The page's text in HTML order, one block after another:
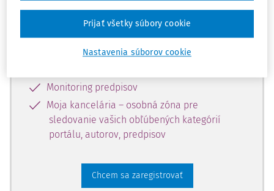
Vďaka registrácii získate prístup aj k
vybranému obsahu:
Monitoring predpisov
Moja kancelária – osobná zóna pre
sledovanie vašich obľúbených kategórií
portálu, autorov, predpisov
Chcem sa zaregistrovať
Nastavenia súborov cookie
Prijať všetky súbory cookie